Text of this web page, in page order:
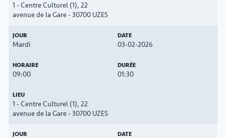
1 - Centre Culturel (1), 22
avenue de la Gare - 30700 UZES
Mardi 03-02-2026
09:00 01:30
1 - Centre Culturel (1), 22
avenue de la Gare - 30700 UZES